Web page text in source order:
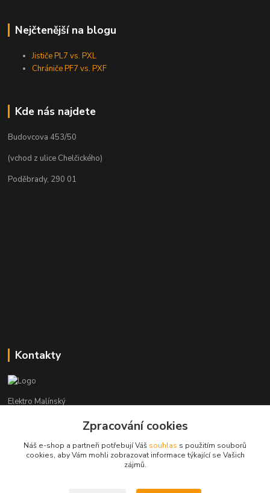
Nejčtenější na blogu
Jističe PL7 vs. PXL
Chrániče PF7 vs. PXF
Kde nás najdete
Budovcova 453/50
(vchod z ulice Chelčického)
Poděbrady, 290 01
Kontakty
Elektro Malínský
+420 608 255 160
(Po-Čt - 8:30-16:00, Pá - 8:30-14:00)
Zpracování cookies
Náš e-shop a partneři potřebují Váš souhlas s použitím souborů
cookies, aby Vám mohli zobrazovat informace týkající se Vašich
zájmů.